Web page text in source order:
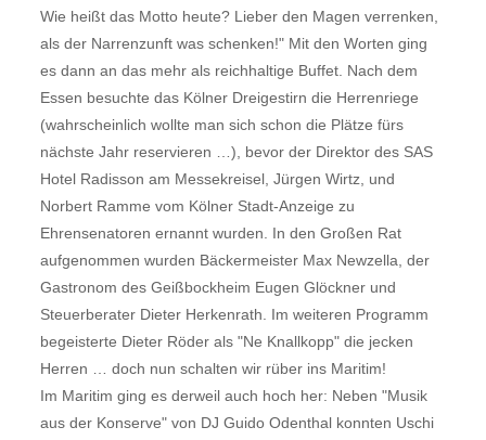
Wie heißt das Motto heute? Lieber den Magen verrenken,
als der Narrenzunft was schenken!" Mit den Worten ging
es dann an das mehr als reichhaltige Buffet. Nach dem
Essen besuchte das Kölner Dreigestirn die Herrenriege
(wahrscheinlich wollte man sich schon die Plätze fürs
nächste Jahr reservieren …), bevor der Direktor des SAS
Hotel Radisson am Messekreisel, Jürgen Wirtz, und
Norbert Ramme vom Kölner Stadt-Anzeige zu
Ehrensenatoren ernannt wurden. In den Großen Rat
aufgenommen wurden Bäckermeister Max Newzella, der
Gastronom des Geißbockheim Eugen Glöckner und
Steuerberater Dieter Herkenrath. Im weiteren Programm
begeisterte Dieter Röder als "Ne Knallkopp" die jecken
Herren … doch nun schalten wir rüber ins Maritim!
Im Maritim ging es derweil auch hoch her: Neben "Musik
aus der Konserve" von DJ Guido Odenthal konnten Uschi